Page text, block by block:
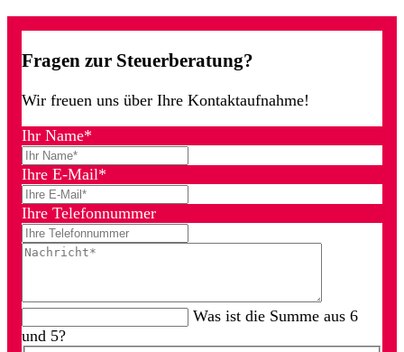
Fragen zur Steuerberatung?
Wir freuen uns über Ihre Kontaktaufnahme!
Ihr Name*
Ihre E-Mail*
Ihre Telefonnummer
Was ist die Summe aus 6
und 5?